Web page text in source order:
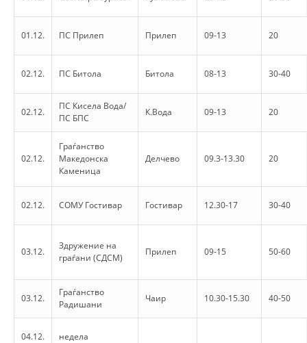
LAW OF MACEDONIAN RED CROSS
STATUTE OF THE MRC
EXECUTIVE BOARD
STRUCTURAL SET UP
DISSEMINATION
INTERNATIONAL HUMANITARIAN LAW
01.12. ПС Прилеп Прилеп 09-13 20
02.12. ПС Битола Битола 08-13 30-40
02.12.
ПС Кисела Вода/
ПС БПС
К.Вода 09-13 20
02.12.
Граѓанство
Македонска
Каменица
Делчево 09.3-13.30 20
02.12. СОМУ Гостивар Гостивар 12.30-17 30-40
03.12.
Здружение на
граѓани (СДСМ)
Прилеп 09-15 50-60
03.12.
Граѓанство
Радишани
Чаир 10.30-15.30 40-50
04.12. недела